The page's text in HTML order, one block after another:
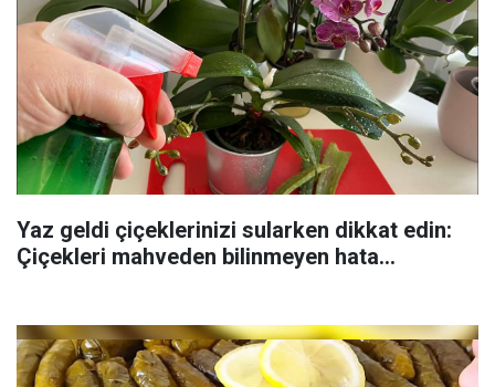
Yaz geldi çiçeklerinizi sularken dikkat edin:
Çiçekleri mahveden bilinmeyen hata...